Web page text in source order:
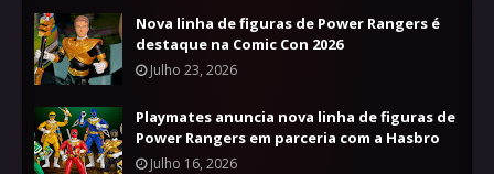
Nova linha de figuras de Power Rangers é
destaque na Comic Con 2026
Julho 23, 2026
Playmates anuncia nova linha de figuras de
Power Rangers em parceria com a Hasbro
Julho 16, 2026